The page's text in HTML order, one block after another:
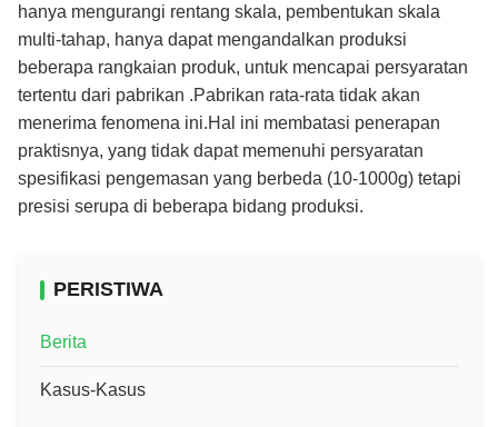
hanya mengurangi rentang skala, pembentukan skala
multi-tahap, hanya dapat mengandalkan produksi
beberapa rangkaian produk, untuk mencapai persyaratan
tertentu dari pabrikan .Pabrikan rata-rata tidak akan
menerima fenomena ini.Hal ini membatasi penerapan
praktisnya, yang tidak dapat memenuhi persyaratan
spesifikasi pengemasan yang berbeda (10-1000g) tetapi
presisi serupa di beberapa bidang produksi.
PERISTIWA
Berita
Kasus-Kasus